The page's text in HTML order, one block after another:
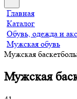
Главная
Каталог
Обувь, одежда и
Мужская обувь
Мужская
Мужская